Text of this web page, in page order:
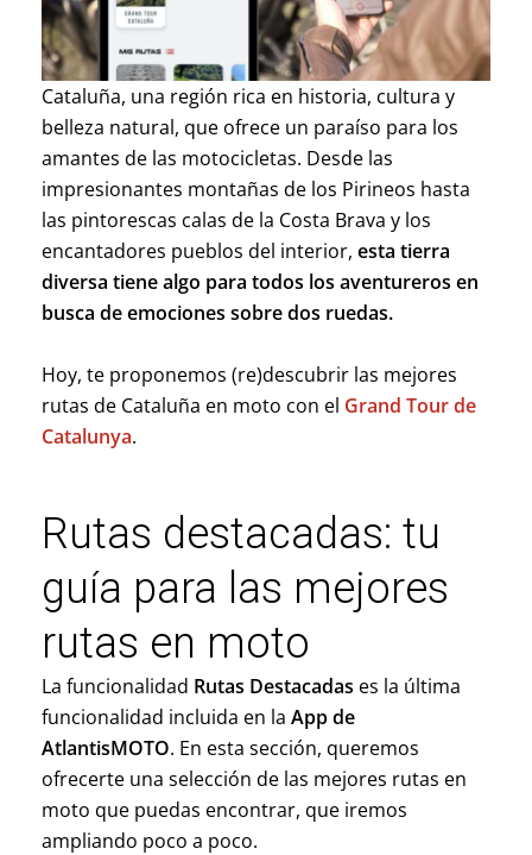
Cataluña, una región rica en historia, cultura y
belleza natural, que ofrece un paraíso para los
amantes de las motocicletas. Desde las
impresionantes montañas de los Pirineos hasta
las pintorescas calas de la Costa Brava y los
encantadores pueblos del interior, esta tierra
diversa tiene algo para todos los aventureros en
busca de emociones sobre dos ruedas.
Hoy, te proponemos (re)descubrir las mejores
rutas de Cataluña en moto con el Grand Tour de
Catalunya.
Rutas destacadas: tu
guía para las mejores
rutas en moto
La funcionalidad Rutas Destacadas es la última
funcionalidad incluida en la App de
AtlantisMOTO. En esta sección, queremos
ofrecerte una selección de las mejores rutas en
moto que puedas encontrar, que iremos
ampliando poco a poco.